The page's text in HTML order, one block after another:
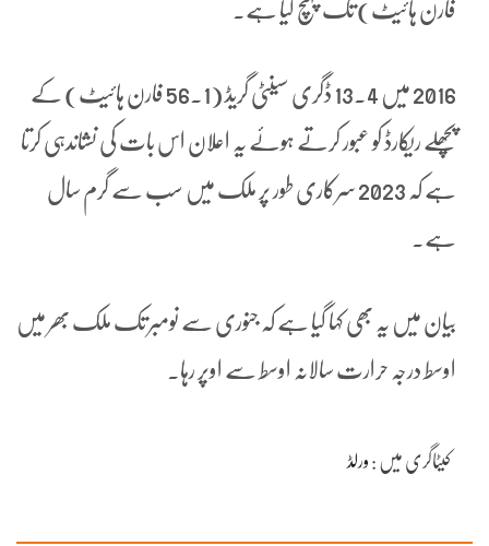
فارن ہائیٹ) تک پہنچ گیا ہے.
2016 میں 13.4 ڈگری سینٹی گریڈ (56.1 فارن ہائیٹ) کے
پچھلے ریکارڈ کو عبور کرتے ہوئے یہ اعلان اس بات کی نشاندہی کرتا
ہے کہ 2023 سرکاری طور پر ملک میں سب سے گرم سال
ہے۔
بیان میں یہ بھی کہا گیا ہے کہ جنوری سے نومبر تک ملک بھر میں
اوسط درجہ حرارت سالانہ اوسط سے اوپر رہا۔
کیٹاگری میں : ورلڈ